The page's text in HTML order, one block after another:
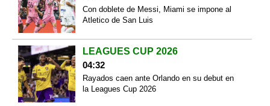
Con doblete de Messi, Miami se impone al
Atletico de San Luis
LEAGUES CUP 2026
04:32
Rayados caen ante Orlando en su debut en
la Leagues Cup 2026